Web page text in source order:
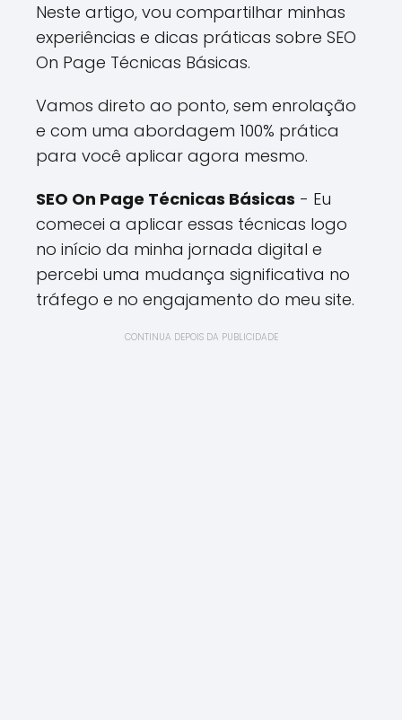
Neste artigo, vou compartilhar minhas
experiências e dicas práticas sobre SEO
On Page Técnicas Básicas.
Vamos direto ao ponto, sem enrolação
e com uma abordagem 100% prática
para você aplicar agora mesmo.
SEO On Page Técnicas Básicas - Eu
comecei a aplicar essas técnicas logo
no início da minha jornada digital e
percebi uma mudança significativa no
tráfego e no engajamento do meu site.
CONTINUA DEPOIS DA PUBLICIDADE